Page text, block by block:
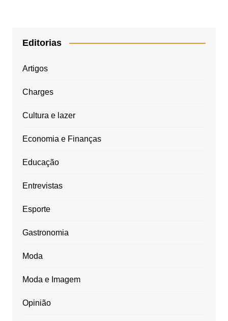
Editorias
Artigos
Charges
Cultura e lazer
Economia e Finanças
Educação
Entrevistas
Esporte
Gastronomia
Moda
Moda e Imagem
Opinião